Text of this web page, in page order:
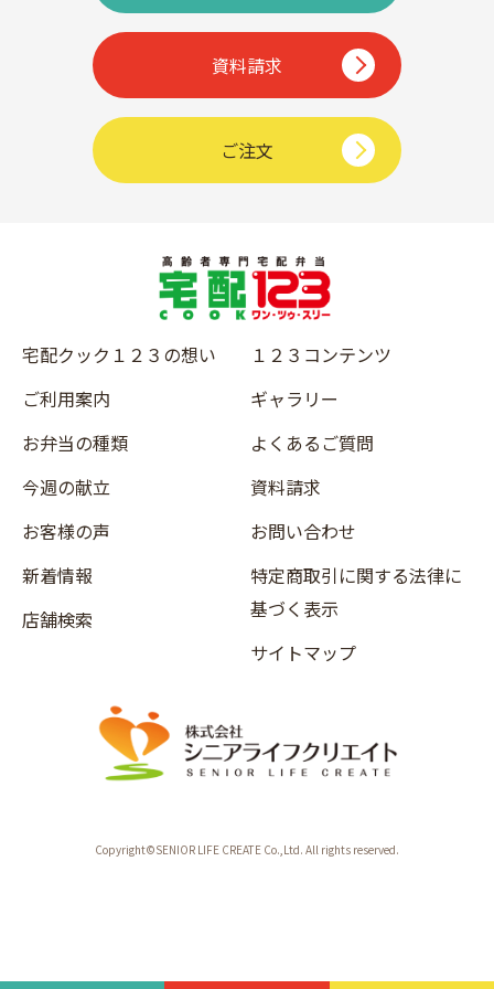
資料請求
ご注文
宅配クック１２３の想い
ご利用案内
お弁当の種類
今週の献立
お客様の声
新着情報
店舗検索
１２３コンテンツ
ギャラリー
よくあるご質問
資料請求
お問い合わせ
特定商取引に関する法律に
基づく表示
サイトマップ
Copyright©SENIOR LIFE CREATE Co.,Ltd. All rights reserved.